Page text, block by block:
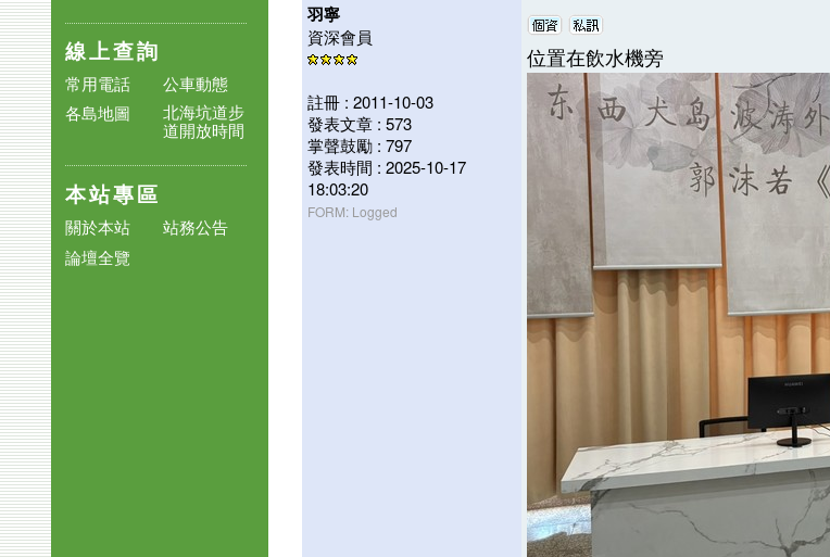
線上查詢
常用電話
公車動態
各島地圖
北海坑道步
道開放時間
本站專區
關於本站
站務公告
論壇全覽
羽寧
資深會員
註冊 : 2011-10-03
發表文章 : 573
掌聲鼓勵 : 797
發表時間 : 2025-10-17
18:03:20
FORM: Logged
位置在飲水機旁